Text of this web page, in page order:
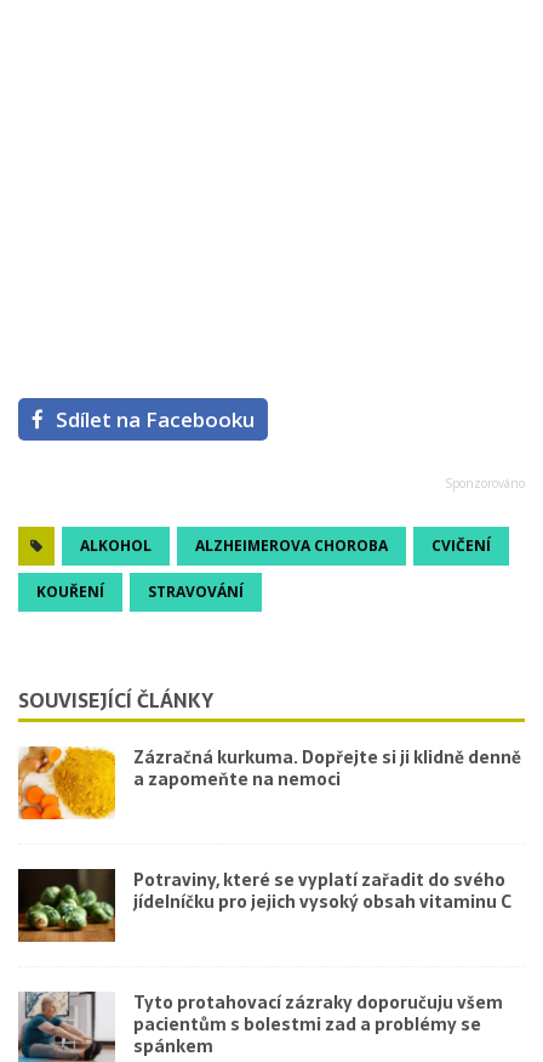
Sdílet na Facebooku
ALKOHOL ALZHEIMEROVA CHOROBA CVIČENÍ
KOUŘENÍ STRAVOVÁNÍ
SOUVISEJÍCÍ ČLÁNKY
Zázračná kurkuma. Dopřejte si ji klidně denně
a zapomeňte na nemoci
Potraviny, které se vyplatí zařadit do svého
jídelníčku pro jejich vysoký obsah vitaminu C
Tyto protahovací zázraky doporučuju všem
pacientům s bolestmi zad a problémy se
spánkem